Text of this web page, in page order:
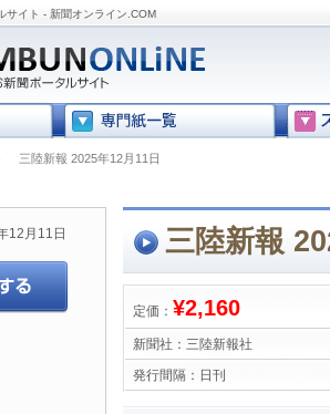
サイト - 新聞オンライン.COM
三陸新報 2025年12月11日
三陸新報
定価： ¥2,160
新聞社： 三陸新報社
発行間隔： 日刊